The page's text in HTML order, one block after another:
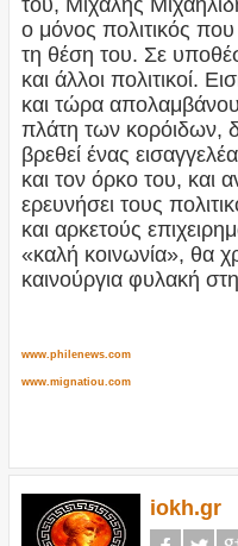
ο μόνος πολιτικός
τη θέση του. Σε
και άλλοι πολιτικοί.
και τώρα
πλάτη των κορόιδων,
βρεθεί ένας
και τον όρκο του, και
ερευνήσει τους
και αρκετούς
«καλή κοινωνία», θα
καινούργια φυλακή
www.philenews.com
www.mignatiou.com
iokh.gr